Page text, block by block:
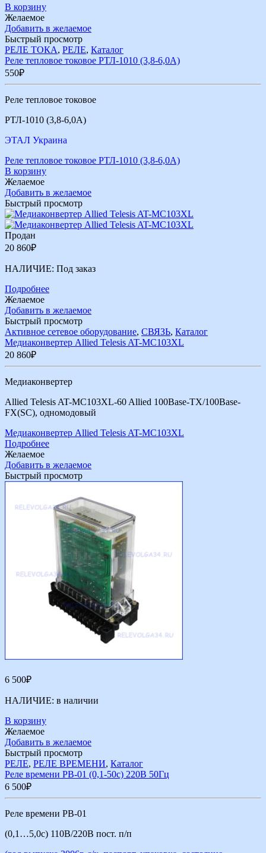
В корзину
Желаемое
Добавить в желаемое
Быстрый просмотр
РЕЛЕ ТОКА, РЕЛЕ, Каталог
Реле тепловое токовое РТЛ-1010 (3,8-6,0А)
550₽
Реле тепловое токовое
РТЛ-1010 (3,8-6,0А)
ЭТАЛ Украина
Реле тепловое токовое РТЛ-1010 (3,8-6,0А)
В корзину
Желаемое
Добавить в желаемое
Быстрый просмотр
Продан
20 860₽
НАЛИЧИЕ: Под заказ
Подробнее
Желаемое
Добавить в желаемое
Быстрый просмотр
Активное сетевое оборудование, СВЯЗЬ, Каталог
Медиаконвертер Allied Telesis AT-MC103XL
20 860₽
Медиаконвертер
Allied Telesis AT-MC103XL-60 Allied 100Base-TX/100Base-
FX(SC), одномодовый
Медиаконвертер Allied Telesis AT-MC103XL
Подробнее
Желаемое
Добавить в желаемое
Быстрый просмотр
6 500₽
НАЛИЧИЕ: в наличии
В корзину
Желаемое
Добавить в желаемое
Быстрый просмотр
РЕЛЕ, РЕЛЕ ВРЕМЕНИ, Каталог
Реле времени РВ-01 (0,1-50с) 220В 50Гц
6 500₽
Реле времени РВ-01
(0,1…5,0с) 110В/220В пост. п/п